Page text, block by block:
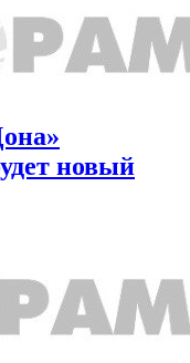
новый